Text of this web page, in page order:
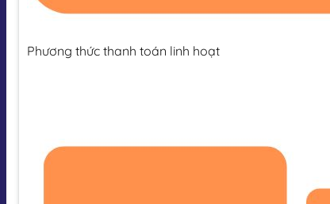
Phương thức thanh toán linh hoạt